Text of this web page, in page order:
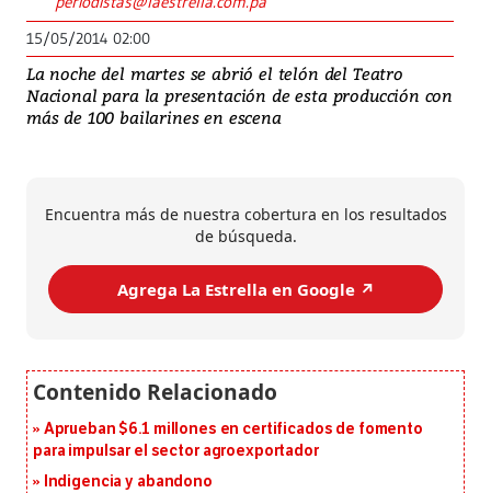
15/05/2014 02:00
La noche del martes se abrió el telón del Teatro
Nacional para la presentación de esta producción con
más de 100 bailarines en escena
Encuentra más de nuestra cobertura en los resultados
de búsqueda.
Agrega La Estrella en Google ↗️
Aprueban $6.1 millones en certificados de fomento
para impulsar el sector agroexportador
Indigencia y abandono